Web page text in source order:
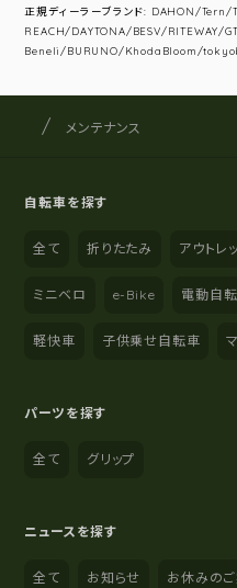
正規ディーラーブランド: DAHON/
REACH/DAYTONA/BESV/RITEWAY/
Beneli/BURUNO/KhodaBloom/
サイト内の現在地
サイクルショップナカゴヤ
メンテナンス
自転車を探す
全て 折りたたみ アウトレ
ミニベロ e-Bike 電動自
軽快車 子供乗せ自転車
パーツを探す
全て グリップ
ニュースを探す
全て お知らせ お休みの